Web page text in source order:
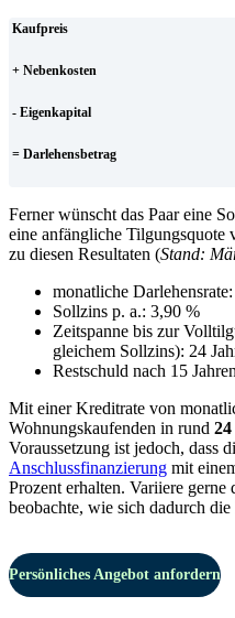
Kaufpreis
+ Nebenkosten
- Eigenkapital
= Darlehensbetrag
Ferner wünscht das Paar eine
eine anfängliche Tilgungsquote
zu diesen Resultaten (Stand:
monatliche
Sollzins p. a.: 3,90 %
Zeitspanne bis zur
gleichem Sollzins): 24
Restschuld nach 15
Mit einer Kreditrate von
Wohnungskaufenden in rund
Voraussetzung ist jedoch, dass
Anschlussfinanzierung mit
Prozent erhalten. Variiere
beobachte, wie sich dadurch die
Persönliches Angebot anfordern